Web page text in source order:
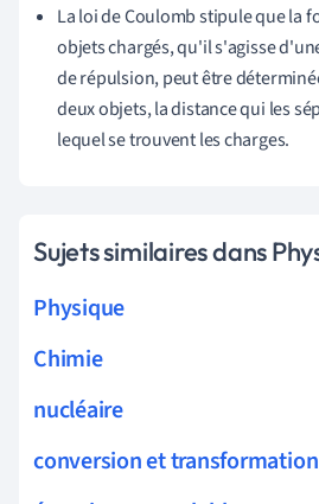
La loi de Coulomb stipule que la
objets chargés, qu'il s'agisse
de répulsion, peut être
deux objets, la distance qui les
lequel se trouvent les charges.
Sujets similaires dans
Physique
Chimie
nucléaire
conversion et transformation